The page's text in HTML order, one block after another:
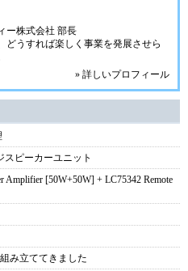
ー株式会社 部長
どうすれば楽しく事業を発展させら
» 詳しいプロフィール
スピーカーユニット
Amplifier [50W+50W] + LC75342 Remote
み立ててきました